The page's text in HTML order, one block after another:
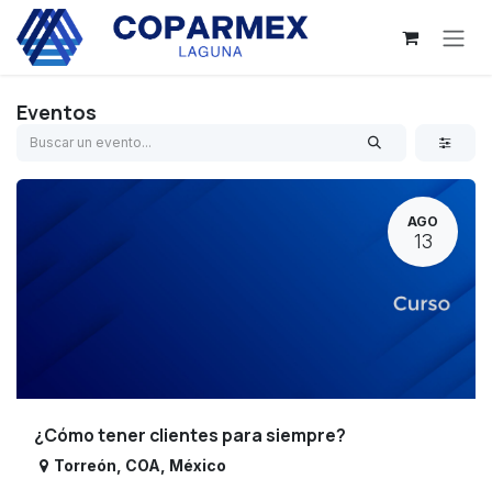
Ir al contenido
Eventos
AGO
13
¿Cómo tener clientes para siempre?
Torreón COA México